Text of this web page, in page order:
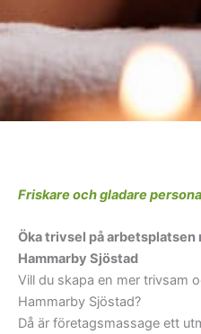
Friskare och gladare
Öka trivsel på arbetsplatsen
Hammarby Sjöstad
Vill du skapa en mer trivsam
Hammarby Sjöstad?
Då är företagsmassage ett